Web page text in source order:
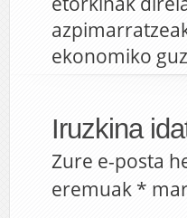
ekonomiko
Iruzkina
Zure e-posta
eremuak *